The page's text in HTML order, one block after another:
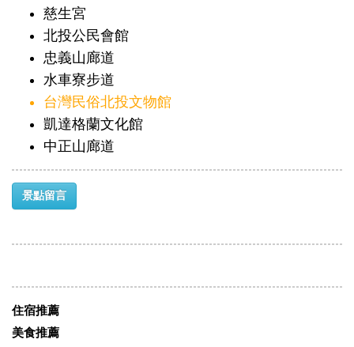
慈生宮
北投公民會館
忠義山廊道
水車寮步道
台灣民俗北投文物館
凱達格蘭文化館
中正山廊道
景點留言
住宿推薦
美食推薦